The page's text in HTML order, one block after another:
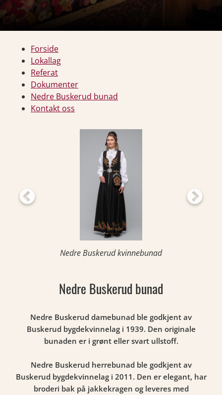
Forside
Lokallag
Referat
Dokumenter
Nedre Buskerud bunad
Kontakt oss
Nedre Buskerud kvinnebunad
Nedre Buskerud bunad
Nedre Buskerud damebunad ble godkjent av
Buskerud bygdekvinnelag i 1939. Den originale
bunaden er i grønt eller svart ullstoff.
Nedre Buskerud herrebunad ble godkjent av
Buskerud bygdekvinnelag i 2011. Den er elegant, har
broderi bak på jakkekragen og leveres med